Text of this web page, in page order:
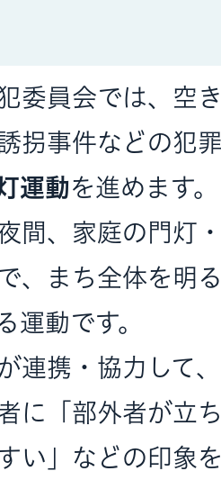
委員会では、空
拐事件などの犯
運動を進めます。
間、家庭の門灯
、まち全体を明
運動です。
連携・協力して
に「部外者が立
い」などの印象